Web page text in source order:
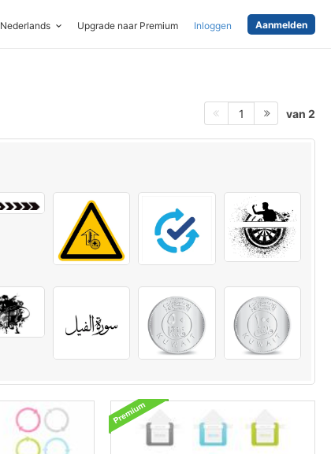
Nederlands Upgrade naar Premium Inloggen Aanmelden
1 van 2